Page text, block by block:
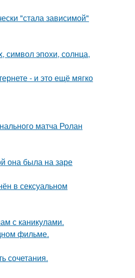
"стала зависимой"
символ эпохи, солнца,
- и это ещё мягко
матча Ролан
она была на заре
в сексуальном
с каникулами.
фильме.
сочетания.